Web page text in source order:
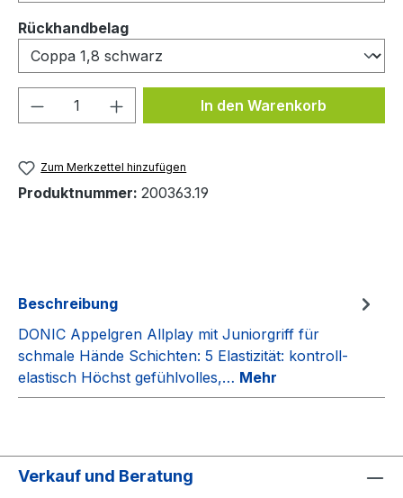
Rückhandbelagauswählen
Produkt Anzahl: Gib denIn den Warenkorb
Zum Merkzettel hinzufügen
Produktnummer: 200363.19
Beschreibung
DONIC Appelgren Allplay mit Juniorgriff für
schmale Hände Schichten: 5 Elastizität: kontroll-
elastisch Höchst gefühlvolles,… Mehr
Verkauf und Beratung